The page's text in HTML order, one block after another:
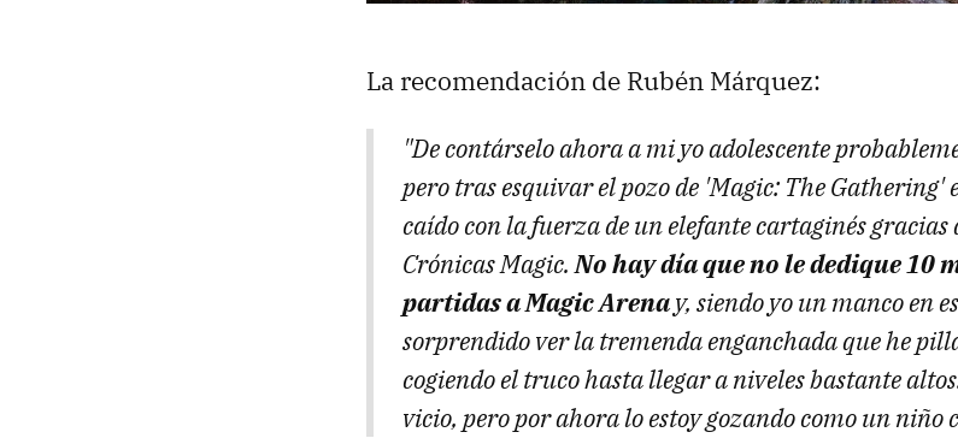
La recomendación de Rubén Márquez:
"De contárselo ahora a mi yo adolescente
pero tras esquivar el pozo de 'Magic: The Gathering'
caído con la fuerza de un elefante cartaginés
Crónicas Magic.No hay día que no le dedique 10
partidas a Magic Arenay, siendo yo un manco en
sorprendido ver la tremenda enganchada que he
cogiendo el truco hasta llegar a niveles bastante
vicio, pero por ahora lo estoy gozando como un niño